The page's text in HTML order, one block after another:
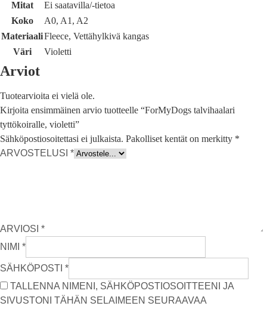
Mitat
Ei saatavilla/-tietoa
Koko
A0, A1, A2
MateriaaliFleece, Vettähylkivä kangas
Väri
Violetti
Arviot
Tuotearvioita ei vielä ole.
Kirjoita ensimmäinen arvio tuotteelle “ForMyDogs talvihaalari
tyttökoiralle, violetti”
Sähköpostiosoitettasi ei julkaista. Pakolliset kentät on merkitty *
ARVOSTELUSI *
ARVIOSI *
NIMI *
SÄHKÖPOSTI *
TALLENNA NIMENI, SÄHKÖPOSTIOSOITTEENI JA
SIVUSTONI TÄHÄN SELAIMEEN SEURAAVAA